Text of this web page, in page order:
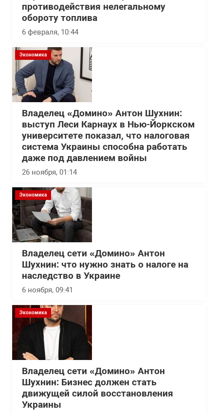
противодействия нелегальному
обороту топлива
6 февраля, 10:44
Экономика
Владелец «Домино» Антон Шухнин:
выступ Леси Карнаух в Нью-Йоркском
университете показал, что налоговая
система Украины способна работать
даже под давлением войны
26 ноября, 01:14
Экономика
Владелец сети «Домино» Антон
Шухнин: что нужно знать о налоге на
наследство в Украине
6 ноября, 09:41
Экономика
Владелец сети «Домино» Антон
Шухнин: Бизнес должен стать
движущей силой восстановления
Украины